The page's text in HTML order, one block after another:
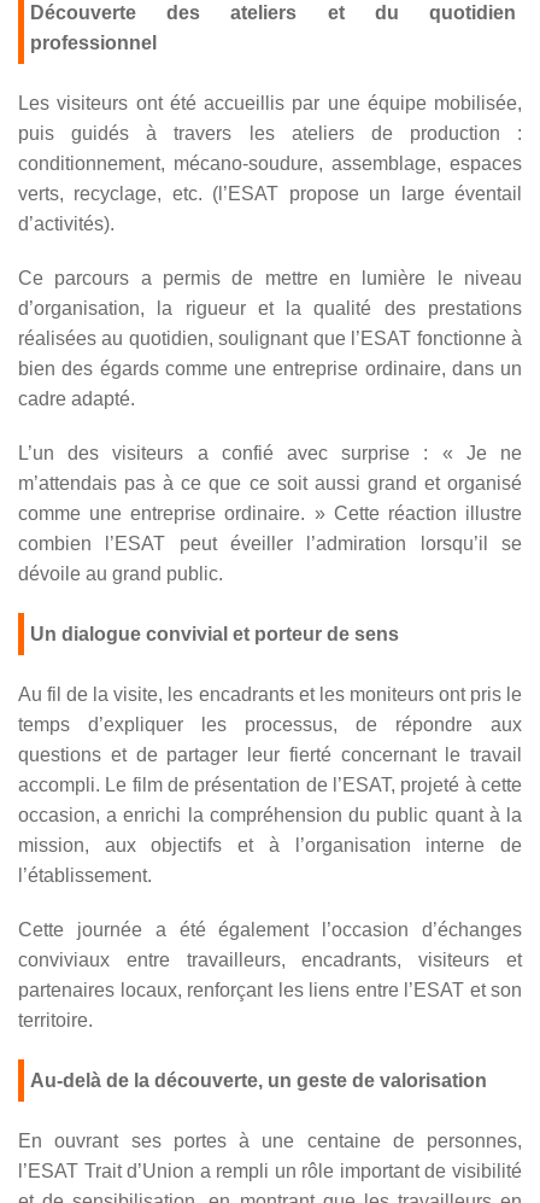
Découverte des ateliers et du quotidien
professionnel
Les visiteurs ont été accueillis par une équipe mobilisée,
puis guidés à travers les ateliers de production :
conditionnement, mécano-soudure, assemblage, espaces
verts, recyclage, etc. (l’ESAT propose un large éventail
d’activités).
Ce parcours a permis de mettre en lumière le niveau
d’organisation, la rigueur et la qualité des prestations
réalisées au quotidien, soulignant que l’ESAT fonctionne à
bien des égards comme une entreprise ordinaire, dans un
cadre adapté.
L’un des visiteurs a confié avec surprise : « Je ne
m’attendais pas à ce que ce soit aussi grand et organisé
comme une entreprise ordinaire. » Cette réaction illustre
combien l’ESAT peut éveiller l’admiration lorsqu’il se
dévoile au grand public.
Un dialogue convivial et porteur de sens
Au fil de la visite, les encadrants et les moniteurs ont pris le
temps d’expliquer les processus, de répondre aux
questions et de partager leur fierté concernant le travail
accompli. Le film de présentation de l’ESAT, projeté à cette
occasion, a enrichi la compréhension du public quant à la
mission, aux objectifs et à l’organisation interne de
l’établissement.
Cette journée a été également l’occasion d’échanges
conviviaux entre travailleurs, encadrants, visiteurs et
partenaires locaux, renforçant les liens entre l’ESAT et son
territoire.
Au-delà de la découverte, un geste de valorisation
En ouvrant ses portes à une centaine de personnes,
l’ESAT Trait d’Union a rempli un rôle important de visibilité